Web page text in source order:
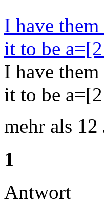
I have
it to be
I have
it to be
mehr als
1
Antwort